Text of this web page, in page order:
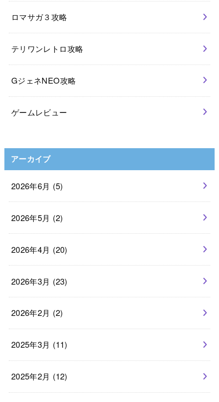
ロマサガ３攻略
テリワンレトロ攻略
GジェネNEO攻略
ゲームレビュー
アーカイブ
2026年6月 (5)
2026年5月 (2)
2026年4月 (20)
2026年3月 (23)
2026年2月 (2)
2025年3月 (11)
2025年2月 (12)